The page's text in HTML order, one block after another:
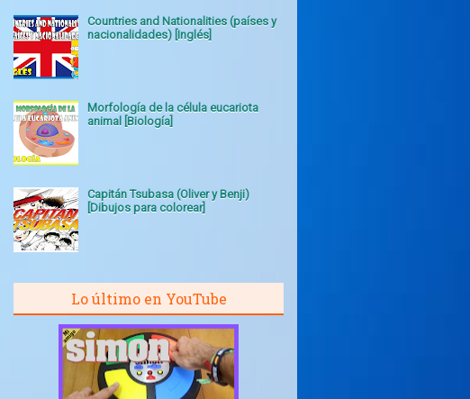
Countries and Nationalities (países y
nacionalidades) [Inglés]
Morfología de la célula eucariota
animal [Biología]
Capitán Tsubasa (Oliver y Benji)
[Dibujos para colorear]
Lo último en YouTube